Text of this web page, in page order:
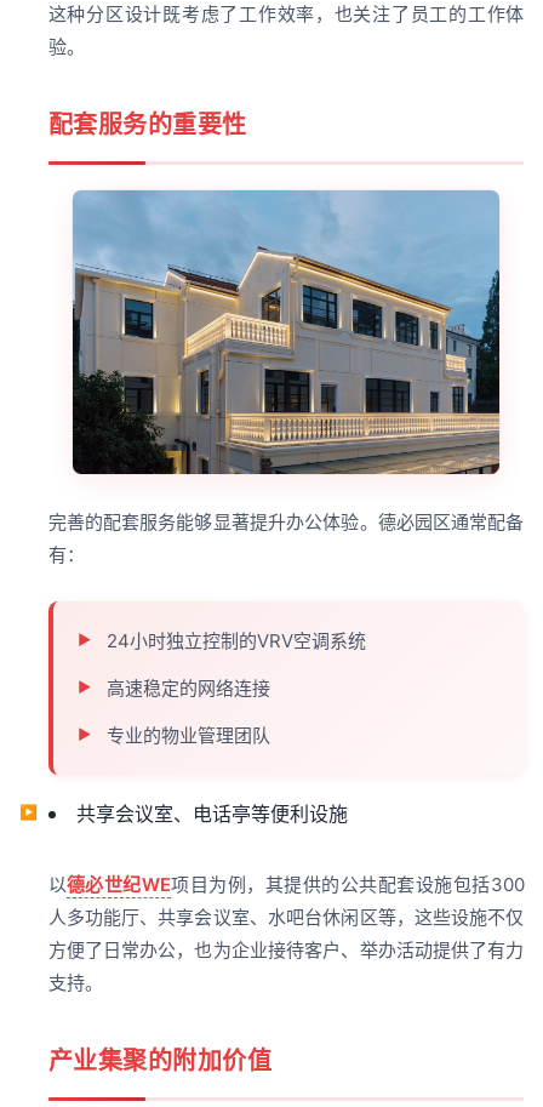
这种分区设计既考虑了工作效率，也关注了员工的工作体
验。
配套服务的重要性
完善的配套服务能够显著提升办公体验。德必园区通常配备
有：
24小时独立控制的VRV空调系统
高速稳定的网络连接
专业的物业管理团队
共享会议室、电话亭等便利设施
以德必世纪WE项目为例，其提供的公共配套设施包括300
人多功能厅、共享会议室、水吧台休闲区等，这些设施不仅
方便了日常办公，也为企业接待客户、举办活动提供了有力
支持。
产业集聚的附加价值